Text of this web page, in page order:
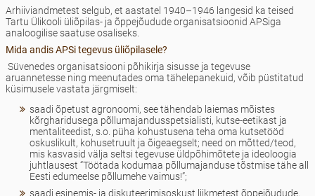
Arhiiviandmetest selgub, et aastatel 1940–1946 langesid ka teised
Tartu Ülikooli üliõpilas- ja õppejõudude organisatsioonid APSiga
analoogilise saatuse osaliseks.
Mida andis APSi tegevus üliõpilasele?
Süvenedes organisatsiooni põhikirja sisusse ja tegevuse
aruannetesse ning meenutades oma tähelepanekuid, võib püstitatud
küsimusele vastata järgmiselt:
saadi õpetust agronoomi, see tähendab laiemas mõistes
kõrgharidusega põllumajandusspetsialisti, kutse-eetikast ja
mentaliteedist, s.o. püha kohustusena teha oma kutsetööd
oskuslikult, kohusetruult ja õigeaegselt; need on mõtted/teod,
mis kasvasid välja seltsi tegevuse üldpõhimõtete ja ideoloogia
juhtlausest “Töötada kodumaa põllumajanduse tõstmise tähe all
Eesti edumeelse põllumehe vaimus!”;
saadi esinemis- ja diskuteerimisoskust liikmetest õppejõudude,